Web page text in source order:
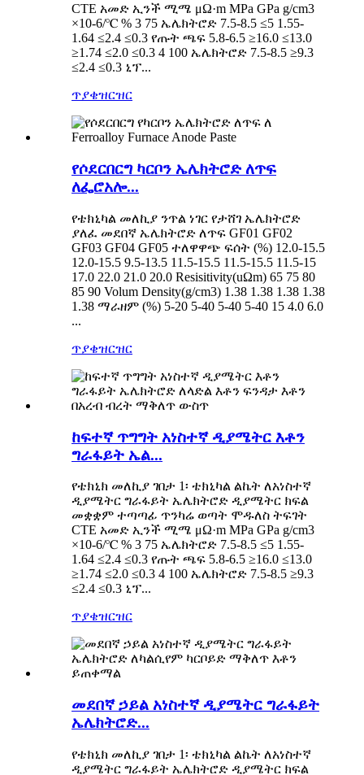
CTE አመድ ኢንች ሚሜ μΩ·m MPa GPa g/cm3
×10-6/℃ % 3 75 ኤሌክትሮድ 7.5-8.5 ≤5 1.55-
1.64 ≤2.4 ≤0.3 የጡት ጫፍ 5.8-6.5 ≥16.0 ≤13.0
≥1.74 ≤2.0 ≤0.3 4 100 ኤሌክትሮድ 7.5-8.5 ≥9.3
≤2.4 ≤0.3 ኒፕ...
ጥያቄዝርዝር
የሶደርበርግ ካርቦን ኤሌክትሮድ ለጥፍ
ለፌሮአሎ...
የቴክኒካል መለኪያ ንጥል ነገር የታሸገ ኤሌክትሮድ
ያለፈ መደበኛ ኤሌክትሮድ ለጥፍ GF01 GF02
GF03 GF04 GF05 ተለዋዋጭ ፍሰት (%) 12.0-15.5
12.0-15.5 9.5-13.5 11.5-15.5 11.5-15.5 11.5-15
17.0 22.0 21.0 20.0 Resisitivity(uΩm) 65 75 80
85 90 Volum Density(g/cm3) 1.38 1.38 1.38 1.38
1.38 ማራዘም (%) 5-20 5-40 5-40 5-40 15 4.0 6.0
...
ጥያቄዝርዝር
ከፍተኛ ጥግግት አነስተኛ ዲያሜትር እቶን
ግራፋይት ኤል...
የቴክኒክ መለኪያ ገበታ 1፡ ቴክኒካል ልኬት ለአነስተኛ
ዲያሜትር ግራፋይት ኤሌክትሮድ ዲያሜትር ክፍል
መቋቋም ተጣጣፊ ጥንካሬ ወጣት ሞዱለስ ትፍገት
CTE አመድ ኢንች ሚሜ μΩ·m MPa GPa g/cm3
×10-6/℃ % 3 75 ኤሌክትሮድ 7.5-8.5 ≤5 1.55-
1.64 ≤2.4 ≤0.3 የጡት ጫፍ 5.8-6.5 ≥16.0 ≤13.0
≥1.74 ≤2.0 ≤0.3 4 100 ኤሌክትሮድ 7.5-8.5 ≥9.3
≤2.4 ≤0.3 ኒፕ...
ጥያቄዝርዝር
መደበኛ ኃይል አነስተኛ ዲያሜትር ግራፋይት
ኤሌክትሮድ...
የቴክኒክ መለኪያ ገበታ 1፡ ቴክኒካል ልኬት ለአነስተኛ
ዲያሜትር ግራፋይት ኤሌክትሮድ ዲያሜትር ክፍል